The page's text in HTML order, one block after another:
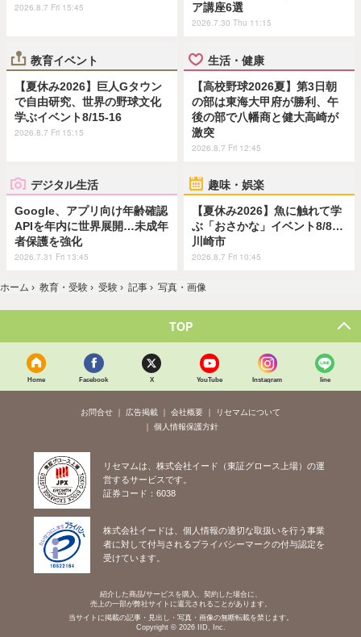
2026.8.7 Fri 15:45
ア講座6選
2026.7.30 Thu 11:15
教育イベント
【夏休み2026】巨人Gタウン
で自由研究、世界の野球文化
学ぶイベント8/15-16
2026.8.7 Fri 15:15
生活・健康
【高校野球2026夏】第3日朝
の部は東海大甲府が勝利、午
後の部で八幡商と健大高崎が
激突
2026.8.7 Fri 12:45
デジタル生活
Google、アプリ向け年齢確認
APIを年内に世界展開…未成年
者保護を強化
2026.7.31 Fri 13:45
趣味・娯楽
【夏休み2026】魚に触れて学
ぶ「おさかな」イベント8/8…
川崎市
2026.8.7 Fri 10:45
ホーム › 教育・受験 › 受験 › 記事 › 写真・画像
TOP
Home Facebook X YouTube Instagram line
お問合せ 広告掲載 会社概要
リセマムについて
個人情報保護方針
リセマムは、株式会社イード（東証グロース上場）の運
営するサービスです。
証券コード：6038
株式会社イードは、個人情報の適切な取扱いを行う事業
者に対して付与されるプライバシーマークの付与認定を
受けています。
紹介した商品/サービスを購入、契約した場合に、
売上の一部が弊社サイトに還元されることがあります。
当サイトに掲載の記事・見出し・写真・画像の無断転載を禁じます。
Copyright © 2026 IID, Inc.